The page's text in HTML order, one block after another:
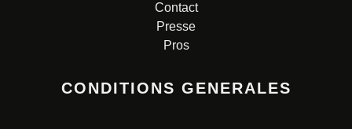
Contact
Presse
Pros
CONDITIONS GENERALES